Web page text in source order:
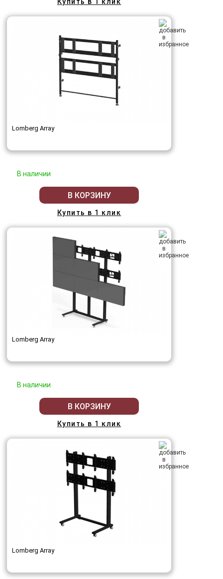
Купить в 1 клик
Lomberg Array
В наличии
В КОРЗИНУ
Купить в 1 клик
Lomberg Array
В наличии
В КОРЗИНУ
Купить в 1 клик
Lomberg Array